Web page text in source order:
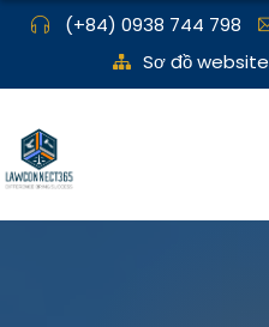
(+84) 0938 744 798
Sơ đồ website